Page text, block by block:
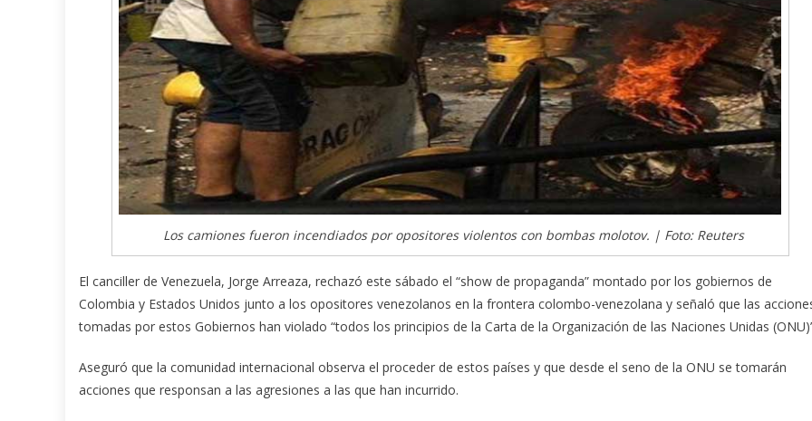
Los camiones fueron incendiados por opositores violentos con bombas molotov. | Foto: Reuters
El canciller de Venezuela, Jorge Arreaza, rechazó este sábado el “show de propaganda” montado por los gobiernos de
Colombia y Estados Unidos junto a los opositores venezolanos en la frontera colombo-venezolana y señaló que las
tomadas por estos Gobiernos han violado “todos los principios de la Carta de la Organización de las Naciones Unidas
Aseguró que la comunidad internacional observa el proceder de estos países y que desde el seno de la ONU se tomarán
acciones que responsan a las agresiones a las que han incurrido.